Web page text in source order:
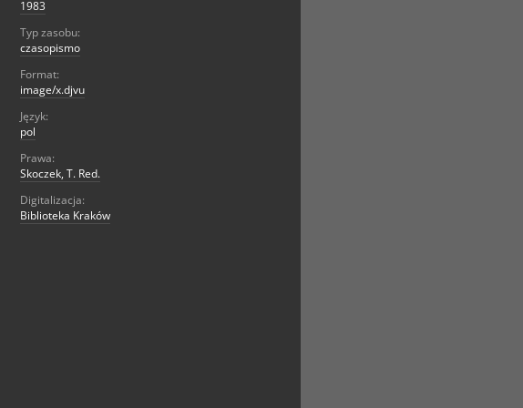
1983
Typ zasobu:
czasopismo
Format:
image/x.djvu
Język:
pol
Prawa:
Skoczek, T. Red.
Digitalizacja:
Biblioteka Kraków